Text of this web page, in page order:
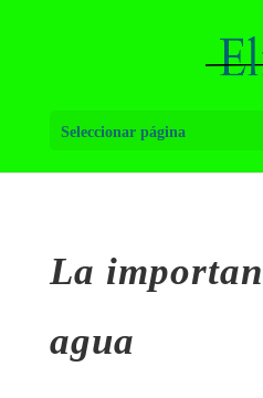
Seleccionar página
La
agua